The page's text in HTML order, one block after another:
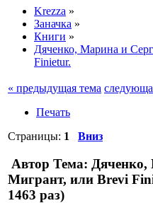
Krezza »
Заначка »
Книги »
Дяченко, Марина и
Finietur.
« предыдущая тема
Печать
Страницы: 1 Вниз
Автор Тема: Дяченко,
Мигрант, или Brevi
1463 раз)